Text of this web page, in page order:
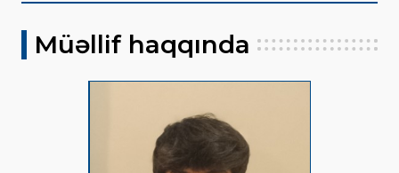
Müəllif haqqında